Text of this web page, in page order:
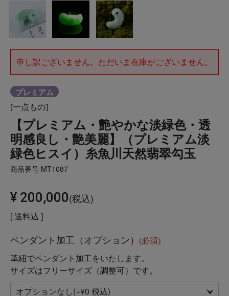
申し訳ございません。ただいま在庫がございません。
プレミアム
[一点もの]
【プレミアム・艶やかな淡緑色・透
明感良し・艶美麗】（プレミアム淡
緑色ヒスイ）糸魚川天然翡翠勾玉
商品番号 MT1087
¥ 200,000 税込
送料込
ペンダント加工（オプション） (必須)
革紐でペンダント加工をいたします。
サイズはフリーサイズ（調整可）です。